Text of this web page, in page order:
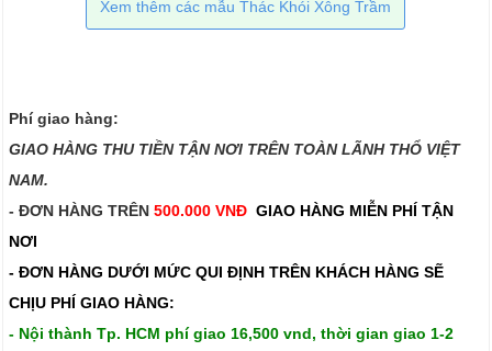
Xem thêm các mẫu Thác Khói Xông Trầm
Phí giao hàng:
GIAO HÀNG THU TIỀN TẬN NƠI TRÊN TOÀN LÃNH THỔ VIỆT
NAM.​​
- ĐƠN HÀNG TRÊN500.000 VNĐ GIAO HÀNG MIỄN PHÍ TẬN
NƠI
- ĐƠN HÀNG DƯỚI MỨC QUI ĐỊNH TRÊN KHÁCH HÀNG SẼ
CHỊU PHÍ GIAO HÀNG:
- Nội thành Tp. HCM phí giao 16,500 vnd, thời gian giao 1-2